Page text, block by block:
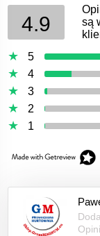
4.9
są
5
4
3
2
1